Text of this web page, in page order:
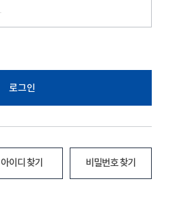
로그인
아이디 찾기 비밀번호 찾기